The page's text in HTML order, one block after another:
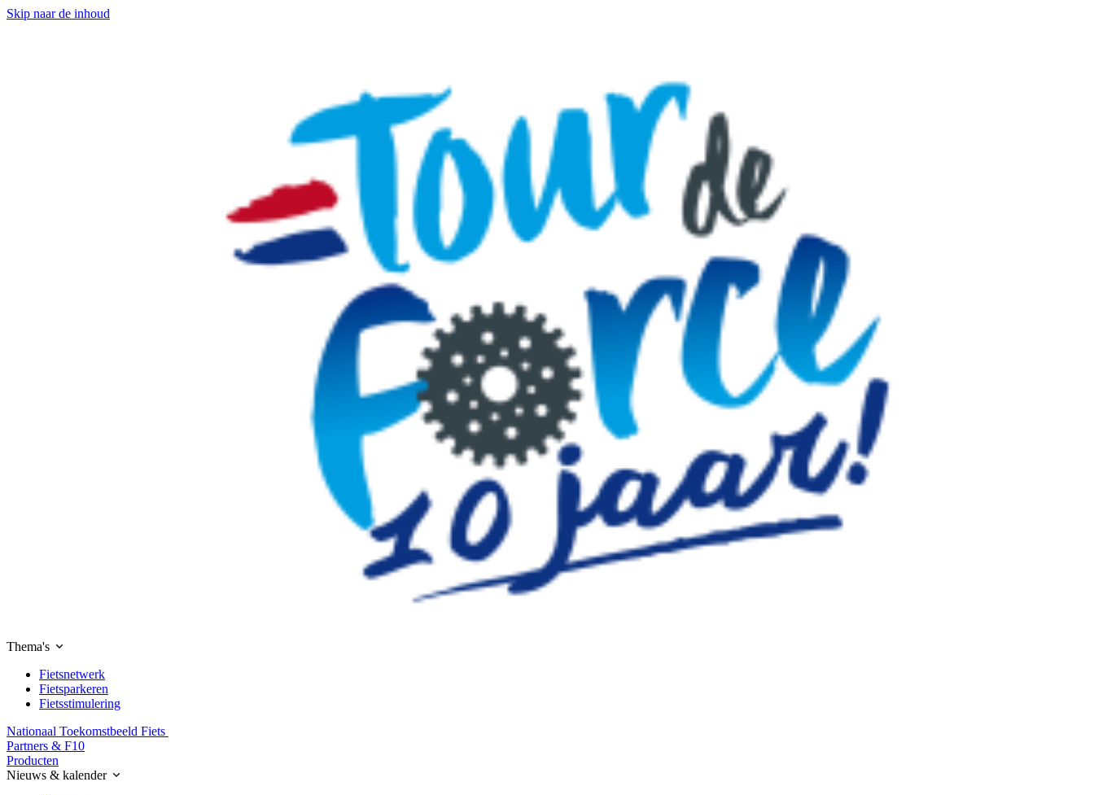
Skip naar de inhoud
Thema's
Fietsnetwerk
Fietsparkeren
Fietsstimulering
Nationaal Toekomstbeeld Fiets
Partners & F10
Producten
Nieuws & kalender